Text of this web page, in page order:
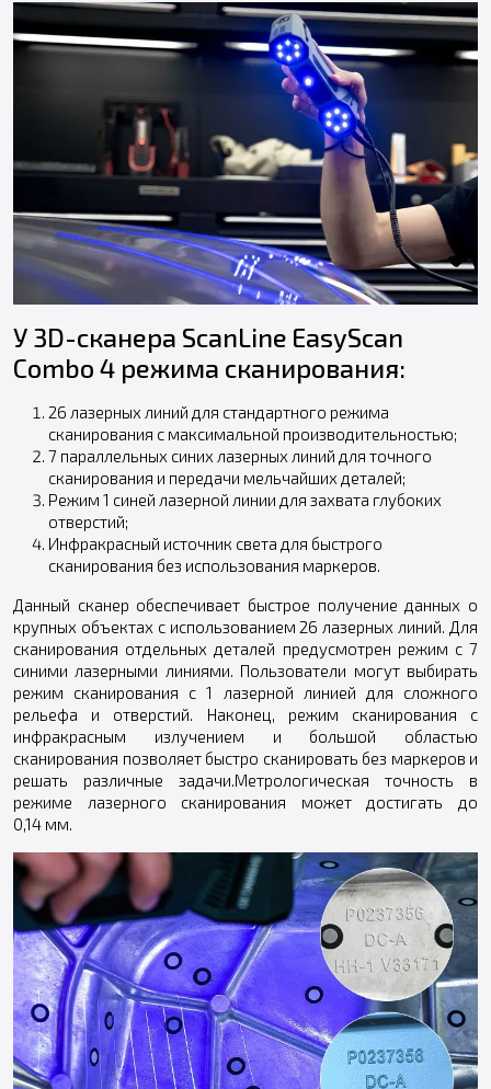
У 3D-сканера ScanLine EasyScan
Combo 4 режима сканирования:
26 лазерных линий для стандартного режима
сканирования с максимальной производительностью;
7 параллельных синих лазерных линий для точного
сканирования и передачи мельчайших деталей;
Режим 1 синей лазерной линии для захвата глубоких
отверстий;
Инфракрасный источник света для быстрого
сканирования без использования маркеров.
Данный сканер обеспечивает быстрое получение данных о
крупных объектах с использованием 26 лазерных линий. Для
сканирования отдельных деталей предусмотрен режим с 7
синими лазерными линиями. Пользователи могут выбирать
режим сканирования с 1 лазерной линией для сложного
рельефа и отверстий. Наконец, режим сканирования с
инфракрасным излучением и большой областью
сканирования позволяет быстро сканировать без маркеров и
решать различные задачи.Метрологическая точность в
режиме лазерного сканирования может достигать до
0,14 мм.